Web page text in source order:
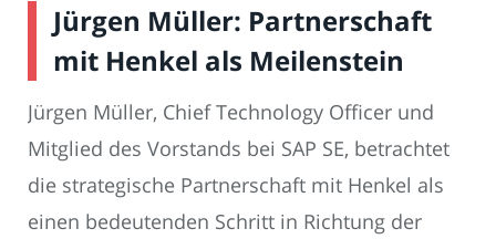
Jürgen Müller: Partnerschaft
mit Henkel als Meilenstein
Jürgen Müller, Chief Technology Officer und
Mitglied des Vorstands bei SAP SE, betrachtet
die strategische Partnerschaft mit Henkel als
einen bedeutenden Schritt in Richtung der